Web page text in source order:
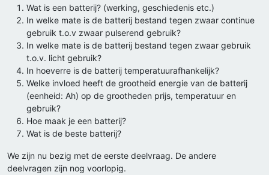
Wat is een batterij? (werking, geschiedenis etc.)
In welke mate is de batterij bestand tegen zwaar continue
gebruik t.o.v zwaar pulserend gebruik?
In welke mate is de batterij bestand tegen zwaar gebruik
t.o.v. licht gebruik?
In hoeverre is de batterij temperatuurafhankelijk?
Welke invloed heeft de grootheid energie van de batterij
(eenheid: Ah) op de grootheden prijs, temperatuur en
gebruik?
Hoe maak je een batterij?
Wat is de beste batterij?
We zijn nu bezig met de eerste deelvraag. De andere
deelvragen zijn nog voorlopig.